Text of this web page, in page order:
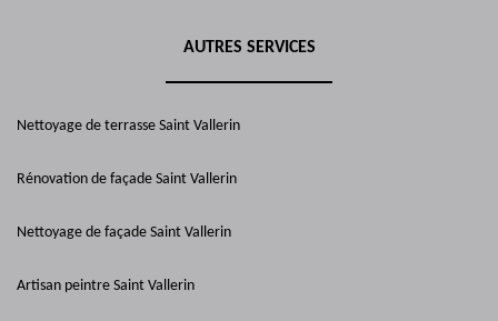
AUTRES SERVICES
Nettoyage de terrasse Saint Vallerin
Rénovation de façade Saint Vallerin
Nettoyage de façade Saint Vallerin
Artisan peintre Saint Vallerin